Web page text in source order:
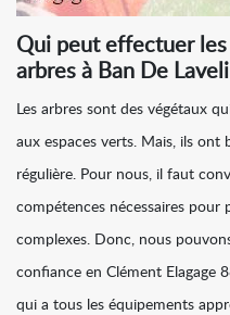
Qui peut effectuer les
arbres à Ban De
Les arbres sont des végétaux
aux espaces verts. Mais, ils ont
régulière. Pour nous, il faut
compétences nécessaires pour
complexes. Donc, nous
confiance en Clément Elagage
qui a tous les équipements